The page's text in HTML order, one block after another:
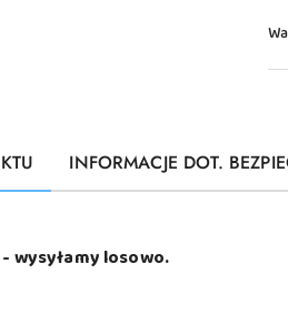
INFORMACJE DOT.
wysyłamy losowo.